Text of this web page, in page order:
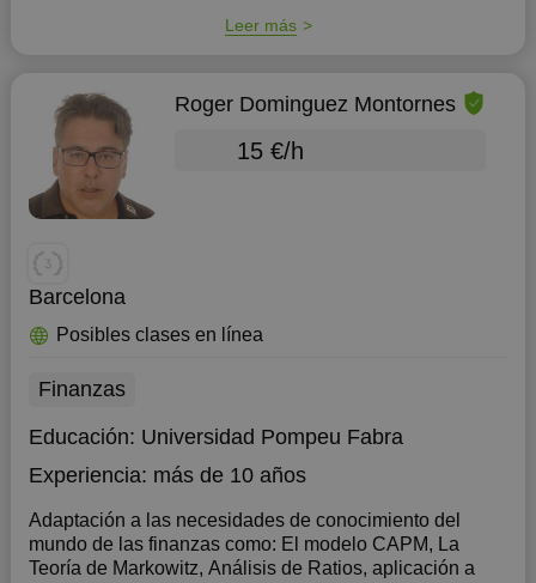
Leer más
Roger Dominguez Montornes
15 €/h
Barcelona
Posibles clases en línea
Finanzas
Educación: Universidad Pompeu Fabra
Experiencia: más de 10 años
Adaptación a las necesidades de conocimiento del
mundo de las finanzas como: El modelo CAPM, La
Teoría de Markowitz, Análisis de Ratios, aplicación a